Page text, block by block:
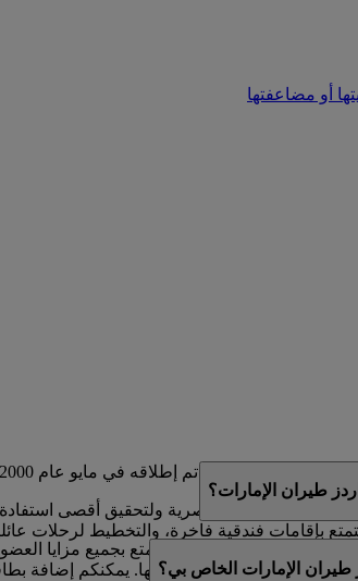
أو مضاعفتها
تم إطلاقه في مايو عام 2000 وحاز على العديد من الجوائز.
لتتكامل مع حياتهم العصرية ولتحقيق أقصى
بإقامات فندقية فاخرة، والتخطيط لرحلات
طيران الإمارات؟
بطاقة بلاستيكية للتمتع بجميع مزايا
كسب الأميال واستبدالها. يمكنكم إضافة
الإمارات الخاص بي؟